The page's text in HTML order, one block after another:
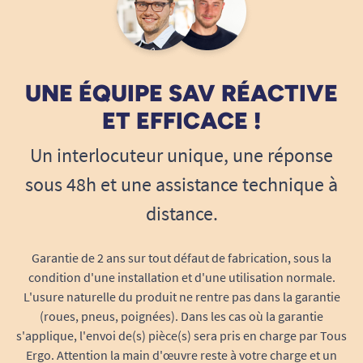
ÉTAPE 1 : Identifiez la forme des pattes de
fixation de votre main courante
Observez comment la main courante de
Si les pattes sontplates– il s’agit
d’une forme rectiligne, fine.
Si les pattes sontrondes – elles sont
cylindriques, comme une tige.
ÉTAPE 2 : Mesurez le diamètre de la main
UNE ÉQUIPE SAV RÉACTIVE
ET EFFICACE !
Un interlocuteur unique, une réponse
sous 48h et une assistance technique à
distance.
Garantie de 2 ans sur tout défaut de fabrication, sous la
condition d'une installation et d'une utilisation normale.
L'usure naturelle du produit ne rentre pas dans la garantie
(roues, pneus, poignées). Dans les cas où la garantie
s'applique, l'envoi de(s) pièce(s) sera pris en charge par Tous
Ergo. Attention la main d'œuvre reste à votre charge et un